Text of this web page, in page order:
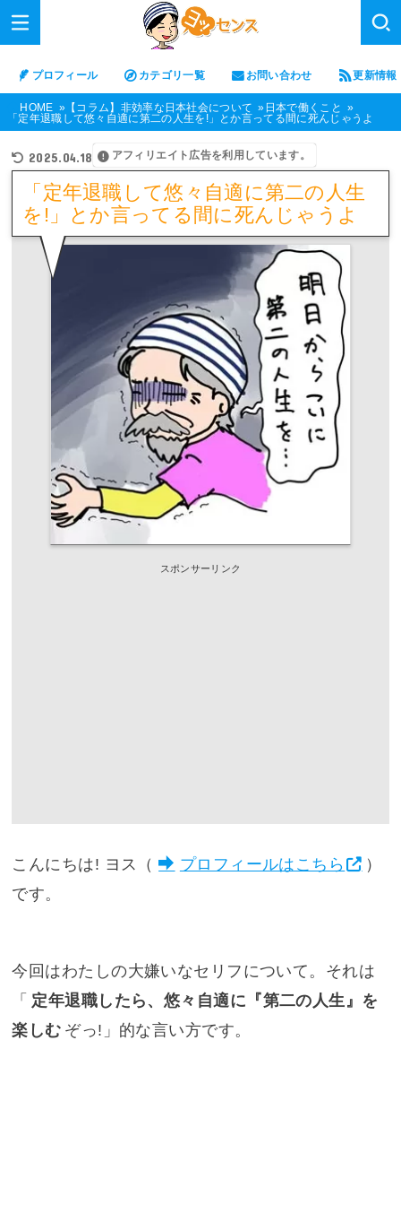
プロフィール カテゴリ一覧 お問い合わせ 更新情報
HOME 【コラム】非効率な日本社会について
日本で働くこと
「定年退職して悠々自適に第二の人生を!」とか言ってる間に死んじゃうよ
2025.04.18 アフィリエイト広告を利用しています。
「定年退職して悠々自適に第二の人生
を!」とか言ってる間に死んじゃうよ
スポンサーリンク
こんにちは! ヨス（ プロフィールはこちら
）
です。
今回はわたしの大嫌いなセリフについて。それは
「 定年退職したら、悠々自適に『第二の人生』を
楽しむ ぞっ!」的な言い方です。